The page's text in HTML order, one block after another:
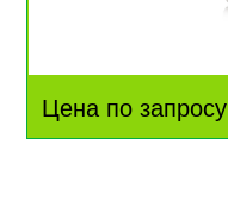
Цена по запросу